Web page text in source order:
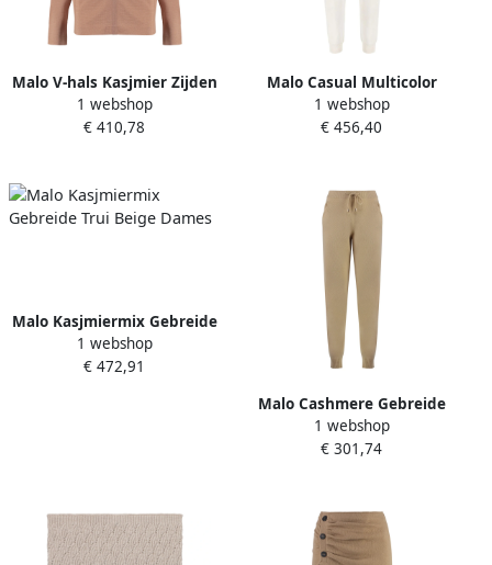
Malo V-hals Kasjmier Zijden
Pullover Beige Dames
1 webshop
€ 410,78
Malo Casual Multicolor
Katoen Nylon Broek Beige
Dames
1 webshop
€ 456,40
Malo Kasjmiermix Gebreide
Trui Beige Dames
1 webshop
€ 472,91
Malo Cashmere Gebreide
Track-Pants met Ribboorden
Beige Dames
1 webshop
€ 301,74